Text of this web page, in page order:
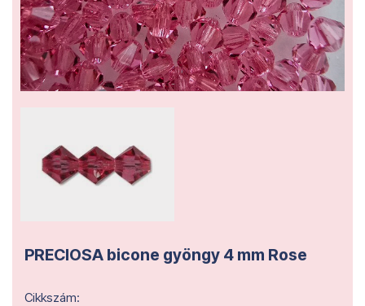
PRECIOSA bicone gyöngy 4 mm Rose
Cikkszám: